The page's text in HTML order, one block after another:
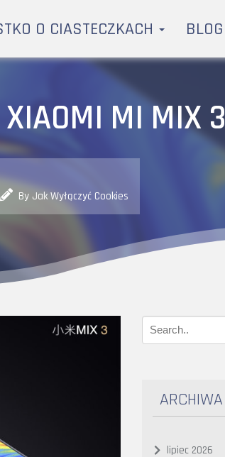
O CIASTECZKACH BLOG
MI MIX 3
By Jak Wyłączyć Cookies
ARCHIWA
lipiec 2026